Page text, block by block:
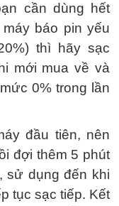
cần dùng hết
báo pin yếu
thì hãy sạc
mới mua về và
0% trong lần
đầu tiên, nên
đợi thêm 5 phút
sử dụng đến khi
tục sạc tiếp. Kết